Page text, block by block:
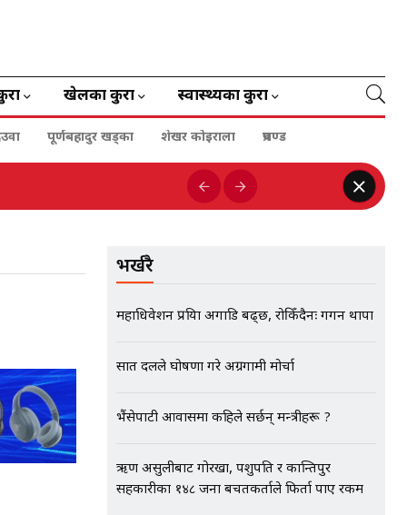
खेलका कुरा स्वास्थ्यका कुरा
पूर्णबहादुर खड्का शेखर कोइराला प्रचण्ड
भर्खरै
महाधिवेशन प्रक्रिया अगाडि बढ्छ, रोकिँदैनः गगन थापा
सात दलले घोषणा गरे अग्रगामी मोर्चा
भैंसेपाटी आवासमा कहिले सर्छन् मन्त्रीहरू ?
ऋण असुलीबाट गोरखा, पशुपति र कान्तिपुर
सहकारीका १४८ जना बचतकर्ताले फिर्ता पाए रकम